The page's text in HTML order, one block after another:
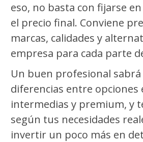
eso, no basta con fijarse
el precio final. Conviene
marcas, calidades y
empresa para cada parte
Un buen profesional
diferencias entre opciones
intermedias y premium, y
según tus necesidades
invertir un poco más en